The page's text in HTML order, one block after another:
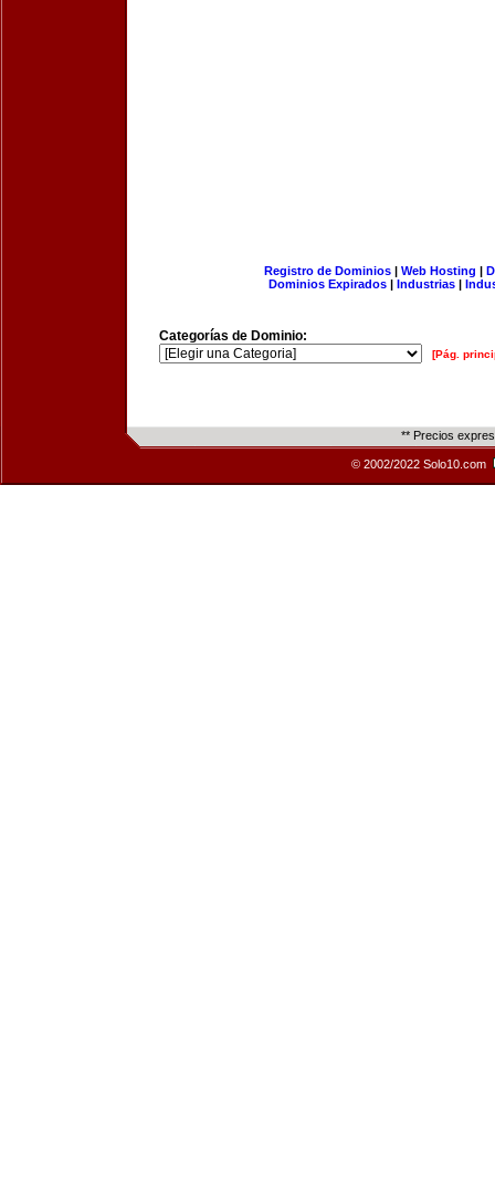
Registro de Dominios| Web Hosting |
Dominios Expirados | Industrias |
Categorías de Dominio:
[Pág.
** Precios
© 2002/2022 Solo10.com